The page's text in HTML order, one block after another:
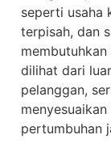
seperti usaha
terpisah, dan
dilihat dari
pelanggan,
pertumbuhan